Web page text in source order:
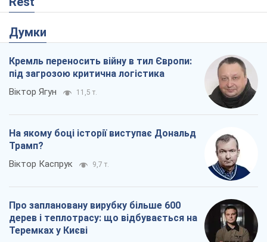
Думки
Кремль переносить війну в тил Європи:
під загрозою критична логістика
Віктор Ягун 11,5 т.
На якому боці історії виступає Дональд
Трамп?
Віктор Каспрук 9,7 т.
Про заплановану вирубку більше 600
дерев і теплотрасу: що відбувається на
Теремках у Києві